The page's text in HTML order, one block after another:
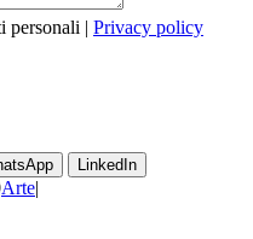
personali | Privacy policy
LinkedIn
Arte|